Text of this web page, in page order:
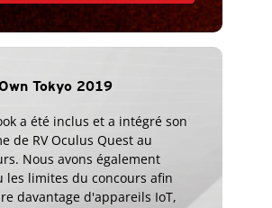
Tokyo 2019
a été inclus et a intégré son
de RV Oculus Quest au
Nous avons également
les limites du concours afin
davantage d'appareils IoT,